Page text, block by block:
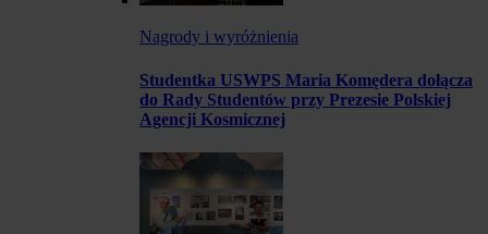
Nagrody i wyróżnienia
Studentka USWPS Maria Komędera dołącza
do Rady Studentów przy Prezesie Polskiej
Agencji Kosmicznej